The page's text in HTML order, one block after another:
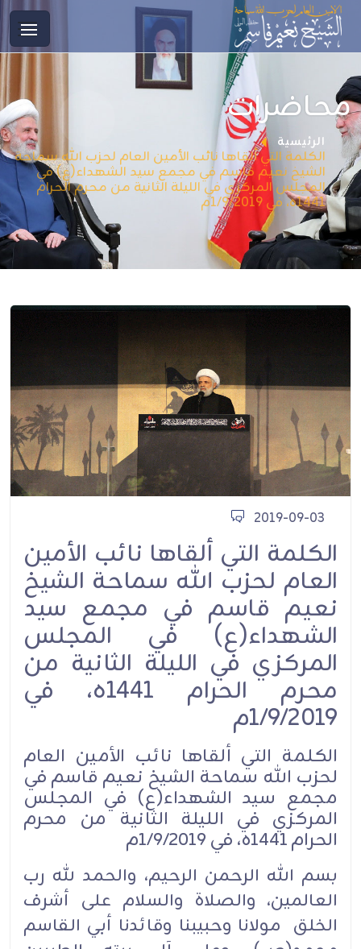
محاضرات
الرئيسية
الكلمة التي ألقاها نائب الأمين العام لحزب الله سماحة
الشيخ نعيم قاسم في مجمع سيد الشهداء(ع) في
المجلس المركزي في الليلة الثانية من محرم الحرام
1441ه، في 1/9/2019م
2019-09-03
الكلمة التي ألقاها نائب الأمين
العام لحزب الله سماحة الشيخ
نعيم قاسم في مجمع سيد
الشهداء(ع) في المجلس
المركزي في الليلة الثانية من
محرم الحرام 1441ه، في
1/9/2019م
الكلمة التي ألقاها نائب الأمين العام
لحزب الله سماحة الشيخ نعيم قاسم في
مجمع سيد الشهداء(ع) في المجلس
المركزي في الليلة الثانية من محرم
الحرام 1441ه، في 1/9/2019م
بسم الله الرحمن الرحيم، والحمد لله رب
العالمين، والصلاة والسلام على أشرف
الخلق مولانا وحبيبنا وقائدنا أبي القاسم